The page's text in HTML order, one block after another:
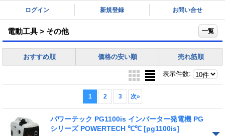
ログイン お問い合せ
電動工具 > その他 一覧
おすすめ順 価格の安い順 売れ筋順
表示件数:
1 2 3 次»
パワーテック PG1100is インバーター発電機 PG
シリーズ POWERTECH ℃℃ [pg1100is]